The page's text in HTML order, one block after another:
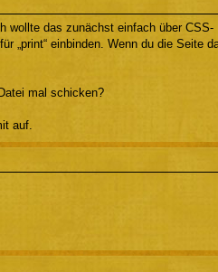
wollte das zunächst einfach über CSS-
„print“ einbinden. Wenn du die Seite
mal schicken?
auf.